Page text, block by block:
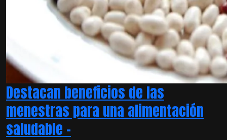
Destacan beneficios de las
menestras para una alimentación
saludable –